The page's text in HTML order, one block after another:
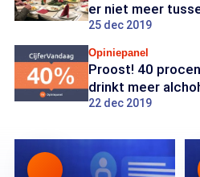
er niet meer
25 dec 2019
Opiniepanel
Proost! 40
drinkt meer
22 dec 2019